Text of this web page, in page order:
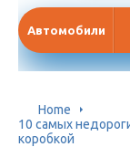
Автомобили
Home
10 самых
коробкой